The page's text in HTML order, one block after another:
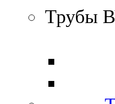
Трубы